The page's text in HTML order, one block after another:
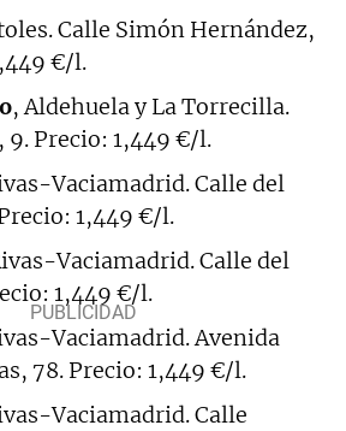
Calle Simón Hernández,
€/l.
, Aldehuela y La Torrecilla.
9. Precio: 1,449 €/l.
Vaciamadrid. Calle del
1,449 €/l.
Vaciamadrid. Calle del
1,449 €/l.
Vaciamadrid. Avenida
78. Precio: 1,449 €/l.
Vaciamadrid. Calle